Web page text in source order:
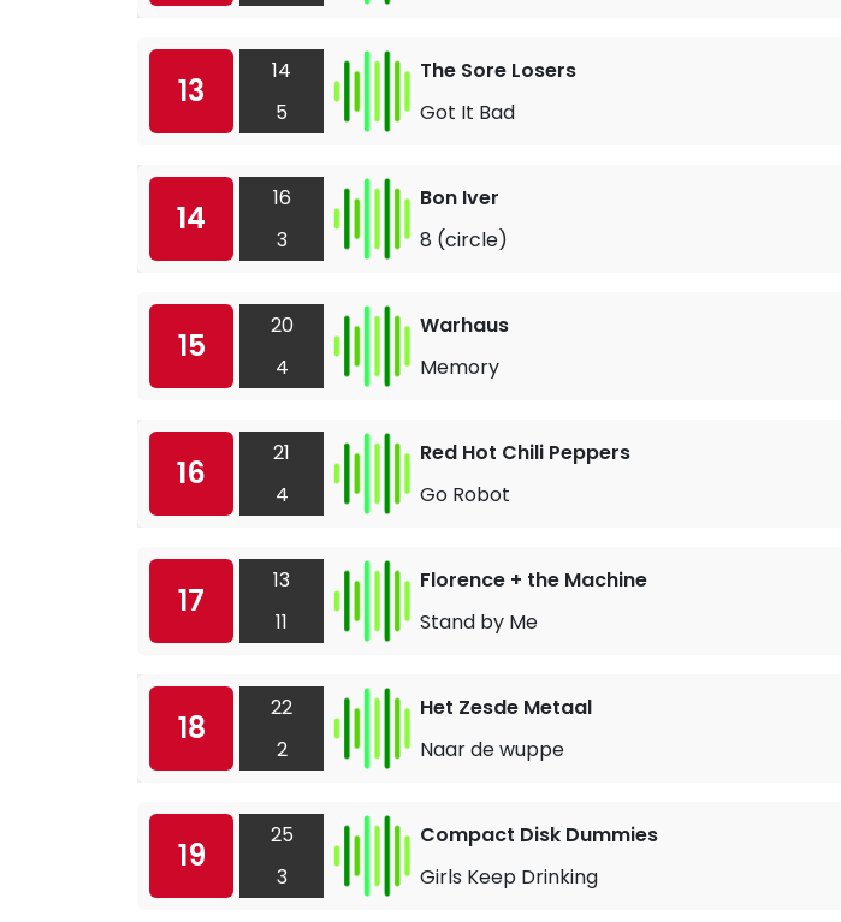
13
14
5
The Sore Losers
Got It Bad
14
16
3
Bon Iver
8 (circle)
15
20
4
Warhaus
Memory
16
21
4
Red Hot Chili Peppers
Go Robot
17
13
11
Florence + the Machine
Stand by Me
18
22
2
Het Zesde Metaal
Naar de wuppe
19
25
3
Compact Disk Dummies
Girls Keep Drinking